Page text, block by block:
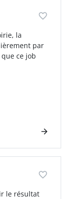
la
par
ce job
le résultat